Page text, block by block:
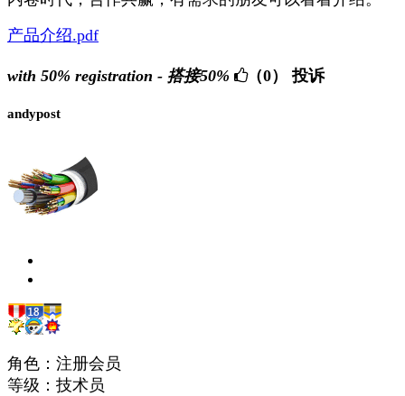
产品介绍.pdf
with 50% registration - 搭接50% （0） 投诉
andypost
角色：注册会员
等级：技术员